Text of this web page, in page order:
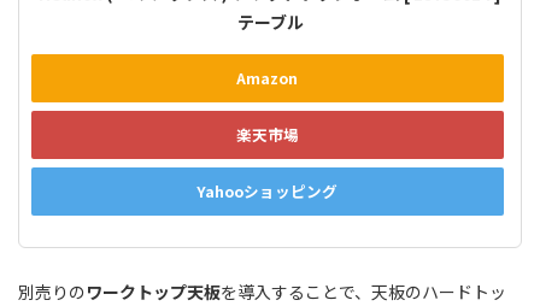
テーブル
Amazon
楽天市場
Yahooショッピング
別売りのワークトップ天板を導入することで、天板のハードトッ